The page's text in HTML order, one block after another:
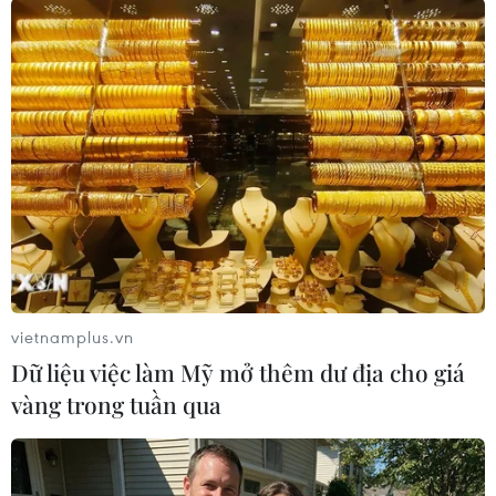
giảm 40% tiêu thụ năng lượng, cung cấp đồ
uống dinh dưỡng cho 66 triệu trẻ em tại 49 quốc
gia, hỗ trợ 84.000 nông dân chăn nuôi bò sữa
nhỏ lẻ, và thu hút 150 nhà cung cấp tham gia
sáng kiến “Cùng chúng tôi bảo vệ hành tinh”
vietnamplus.vn
Dữ liệu việc làm Mỹ mở thêm dư địa cho giá
vàng trong tuần qua